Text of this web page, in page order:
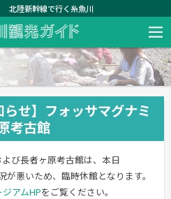
北陸新幹線で行く糸魚川
せ】フォッサマグナミ
考古館
び長者ヶ原考古館は、本日
悪いため、臨時休館となります。
アムHPをご覧ください。